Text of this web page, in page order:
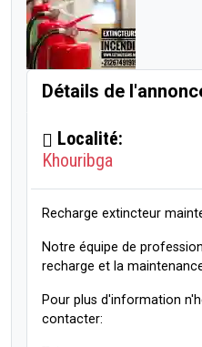
Détails de
Localité:
Khouribga
Recharge extincteur
Notre équipe de
recharge et la
Pour plus d'information
contacter: